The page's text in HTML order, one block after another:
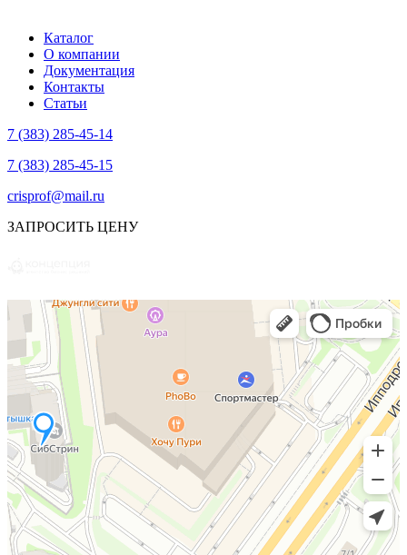
Каталог
О компании
Документация
Контакты
Статьи
7 (383) 285-45-14
7 (383) 285-45-15
crisprof@mail.ru
ЗАПРОСИТЬ ЦЕНУ